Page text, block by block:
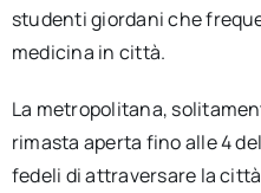
studenti giordani che
medicina in città.
La metropolitana,
rimasta aperta fino alle 4
fedeli di attraversare la